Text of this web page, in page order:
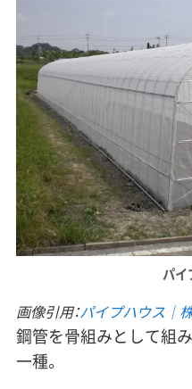
パイ
画像引用：パイプハウス｜
鋼管を骨組みとして組
一種。